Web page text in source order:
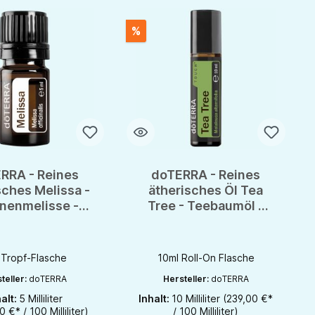
erhöhen oder zu reduzieren.
die Schaltflächen um die Anzahl zu erhöhen oder zu reduzieren.
- Reines
Melissa -
-
Flasche
doTERRA
5 Milliliter
€* / 100 Milliliter)
Anzahl: Gib den gewünschten Wert ein oder benutze die Schaltflächen
%
doTERRA - Reines
ätherisches Öl Tea
Tree - Teebaumöl -
10ml Roll-On Flasche
Hersteller: doTERRA
Inhalt: 10 Milliliter (239,00 €*
/ 100 Milliliter)
Produkt Anzahl: Gib den